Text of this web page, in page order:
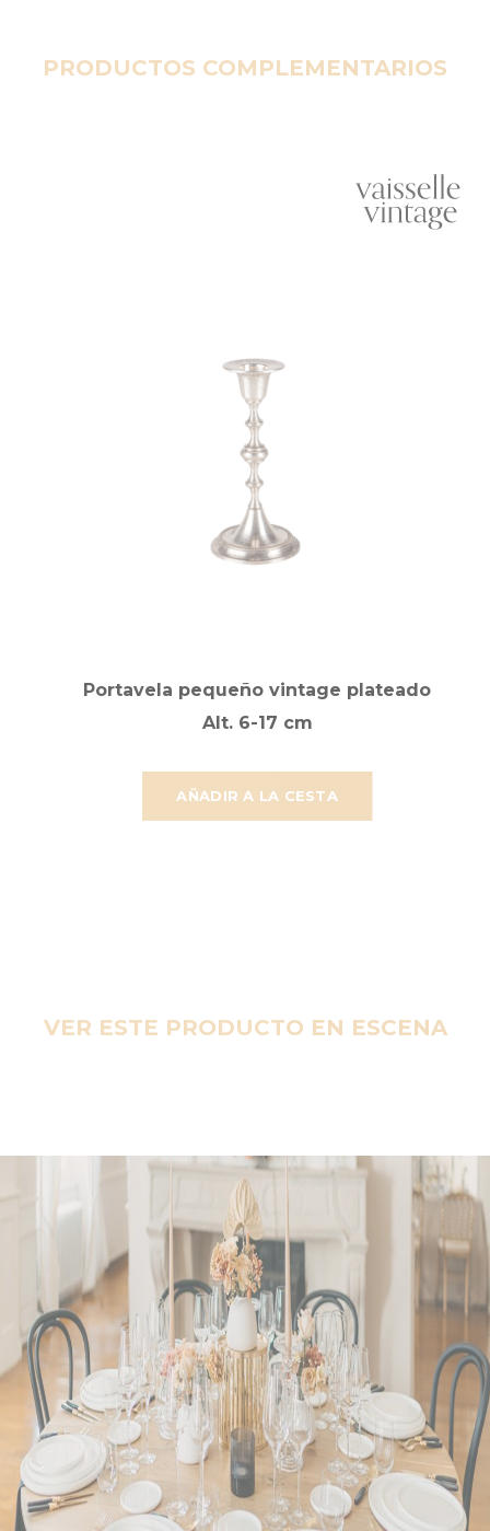
PRODUCTOS COMPLEMENTARIOS
AÑADIR A LA CESTA
Portavela pequeño vintage plateado
Alt. 6-17 cm
VER ESTE PRODUCTO EN ESCENA